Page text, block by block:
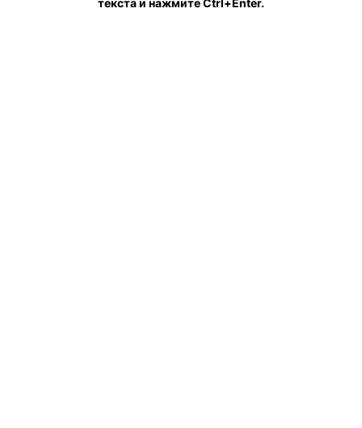
текста и нажмите Ctrl+Enter.